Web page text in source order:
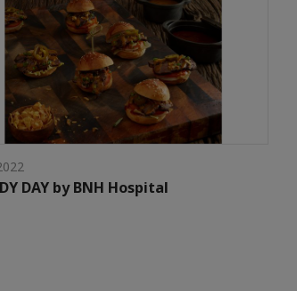
DAY by BNH Hospital